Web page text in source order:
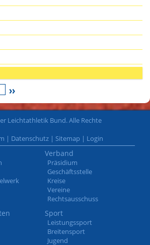
Leichtathletik Bund. Alle Rechte
| Datenschutz | Sitemap | Login
Verband
Präsidium
Geschäftsstelle
Kreise
Vereine
Rechtsausschuss
Sport
Leistungssport
Breitensport
Jugend